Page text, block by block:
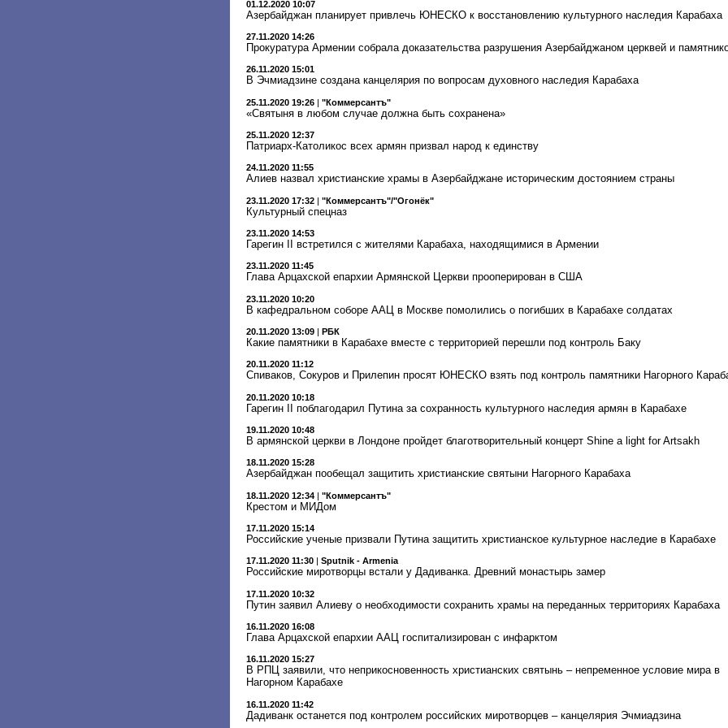
01.12.2020 10:07
Азербайджан планирует привлечь ЮНЕСКО к восстановлению культурного наследия Карабаха
27.11.2020 14:26
Прокуратура Армении собрала доказательства разрушения Азербайджаном церквей и
26.11.2020 15:01
В Эчмиадзине создана канцелярия по вопросам духовного наследия Карабаха
25.11.2020 19:26 | "Коммерсантъ"
«Святыня в любом случае должна быть сохранена»
25.11.2020 12:37
Патриарх-Католикос всех армян призвал народ к единству
24.11.2020 11:55
Алиев назвал христианские храмы в Азербайджане историческим достоянием страны
23.11.2020 17:32 | "Коммерсантъ"/"Огонёк"
Культурный спецназ
23.11.2020 14:53
Гарегин II встретился с жителями Карабаха, находящимися в Армении
23.11.2020 11:45
Глава Арцахской епархии Армянской Церкви прооперирован в США
23.11.2020 10:20
В кафедральном соборе ААЦ в Москве помолились о погибших в Карабахе солдатах
20.11.2020 13:09 | РБК
Какие памятники в Карабахе вместе с территорией перешли под контроль Баку
20.11.2020 11:12
Спиваков, Сокуров и Прилепин просят ЮНЕСКО взять под контроль памятники Нагорного
20.11.2020 10:18
Гарегин II поблагодарил Путина за сохранность культурного наследия армян в Карабахе
19.11.2020 10:48
В армянской церкви в Лондоне пройдет благотворительный концерт Shine a light for Artsakh
18.11.2020 15:28
Азербайджан пообещал защитить христианские святыни Нагорного Карабаха
18.11.2020 12:34 | "Коммерсантъ"
Крестом и МИДом
17.11.2020 15:14
Российские ученые призвали Путина защитить христианское культурное наследие в Карабахе
17.11.2020 11:30 Sputnik - Armenia
Российские миротворцы встали у Дадиванка. Древний монастырь замер
17.11.2020 10:32
Путин заявил Алиеву о необходимости сохранить храмы на переданных территориях Карабаха
16.11.2020 16:08
Глава Арцахской епархии ААЦ госпитализирован с инфарктом
16.11.2020 15:27
В РПЦ заявили, что неприкосновенность христианских святынь – непременное условие мира в
Нагорном Карабахе
16.11.2020 11:42
Дадиванк останется под контролем российских миротворцев – канцелярия Эчмиадзина